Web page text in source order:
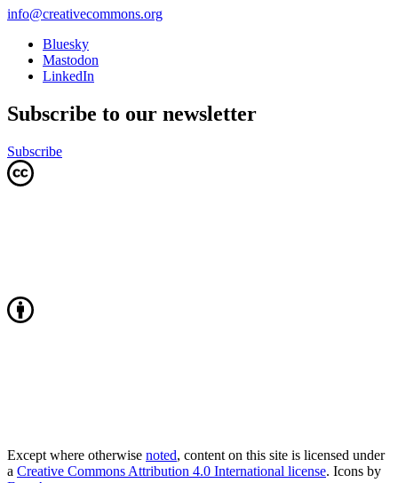
info@creativecommons.org
Bluesky
Mastodon
LinkedIn
Subscribe to our newsletter
Subscribe
Except where otherwise noted, content on this site is licensed under
a Creative Commons Attribution 4.0 International license. Icons by